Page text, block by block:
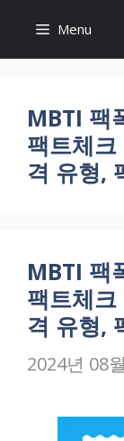
content
Menu
MBTI 팩
팩트체
격 유형,
MBTI 팩
팩트체
격 유형,
2024년 08